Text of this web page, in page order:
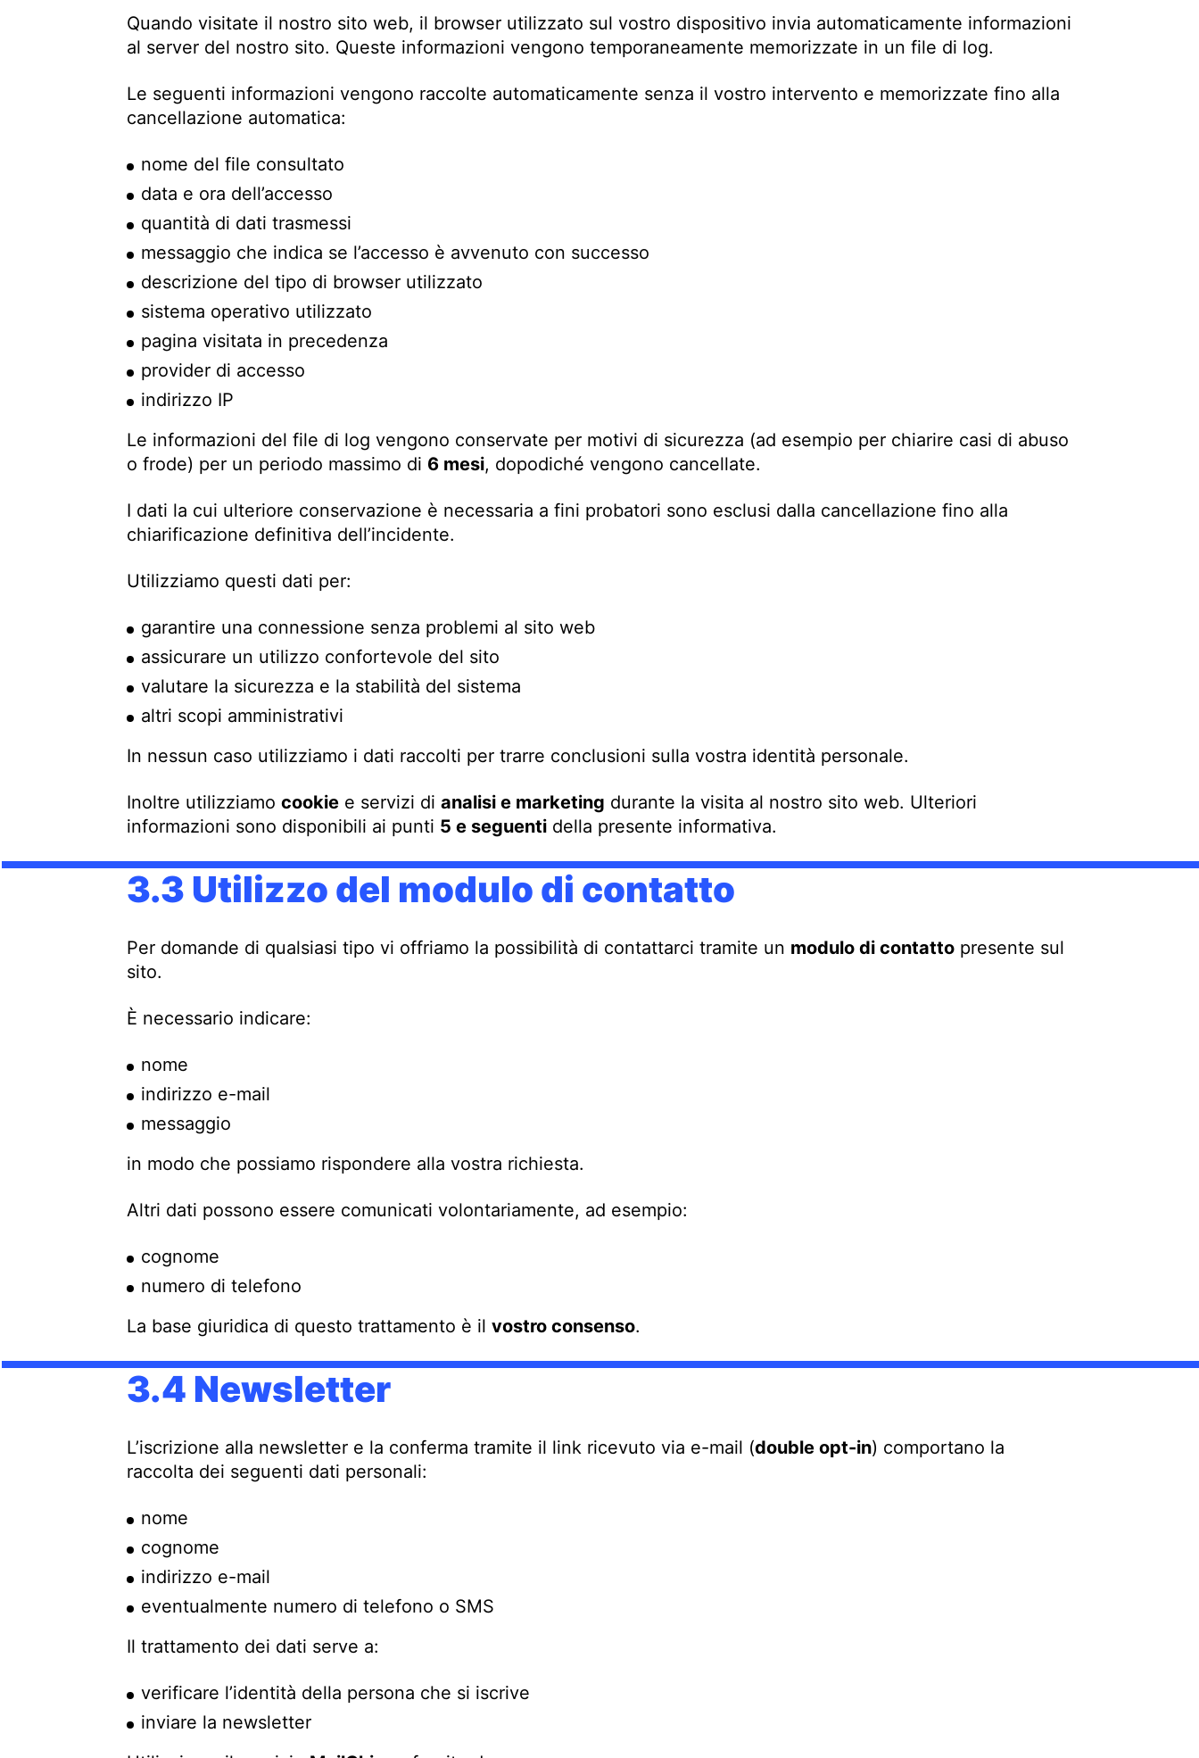
Quando visitate il nostro sito web, il browser utilizzato sul vostro dispositivo invia automaticamente informazioni
al server del nostro sito. Queste informazioni vengono temporaneamente memorizzate in un file di log.
Le seguenti informazioni vengono raccolte automaticamente senza il vostro intervento e memorizzate fino alla
cancellazione automatica:
nome del file consultato
data e ora dell’accesso
quantità di dati trasmessi
messaggio che indica se l’accesso è avvenuto con successo
descrizione del tipo di browser utilizzato
sistema operativo utilizzato
pagina visitata in precedenza
provider di accesso
indirizzo IP
Le informazioni del file di log vengono conservate per motivi di sicurezza (ad esempio per chiarire casi di abuso
o frode) per un periodo massimo di 6 mesi, dopodiché vengono cancellate.
I dati la cui ulteriore conservazione è necessaria a fini probatori sono esclusi dalla cancellazione fino alla
chiarificazione definitiva dell’incidente.
Utilizziamo questi dati per:
garantire una connessione senza problemi al sito web
assicurare un utilizzo confortevole del sito
valutare la sicurezza e la stabilità del sistema
altri scopi amministrativi
In nessun caso utilizziamo i dati raccolti per trarre conclusioni sulla vostra identità personale.
Inoltre utilizziamo cookie e servizi di analisi e marketing durante la visita al nostro sito web. Ulteriori
informazioni sono disponibili ai punti 5 e seguenti della presente informativa.
3.3 Utilizzo del modulo di contatto
Per domande di qualsiasi tipo vi offriamo la possibilità di contattarci tramite un modulo di contatto presente sul
sito.
È necessario indicare:
nome
indirizzo e-mail
messaggio
in modo che possiamo rispondere alla vostra richiesta.
Altri dati possono essere comunicati volontariamente, ad esempio:
cognome
numero di telefono
La base giuridica di questo trattamento è il vostro consenso.
3.4 Newsletter
L’iscrizione alla newsletter e la conferma tramite il link ricevuto via e-mail (double opt-in) comportano la
raccolta dei seguenti dati personali:
nome
cognome
indirizzo e-mail
eventualmente numero di telefono o SMS
Il trattamento dei dati serve a:
verificare l’identità della persona che si iscrive
inviare la newsletter